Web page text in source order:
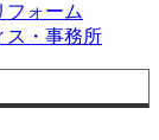
フォーム
ス・事務所